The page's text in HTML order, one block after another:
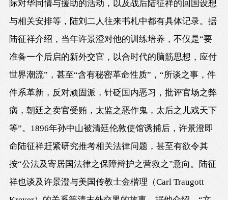
际对华同情与援助的活动，以及战后陆征祥的回国设想
与相关安排等，陆刘二人往来书札中都有具体记录。据
陆征祥介绍，当年许景澄对他的训练培养，不仅是“要
准备一个后启的新外交官，以合时代的脑筋思想，应付
世界潮流”，甚至“含有秘密革命性质”，“所谈之事，件
件系革新，反对顽固派，针砭国内恶习，批评官场之弊
病，朝廷之卖官受贿，太监之恶作鬼，太后之儿戏天下
等”。1896年孙中山被清廷伦敦使馆诱捕后，许景澄即
命陆征祥赶紧研究推考相关法律问题，甚至有欲令其
按“公法及寄居国法律之保障辩护之营救之”意向。陆征
祥也谈及许景澄与美国传教士金楷理（Carl Traugott